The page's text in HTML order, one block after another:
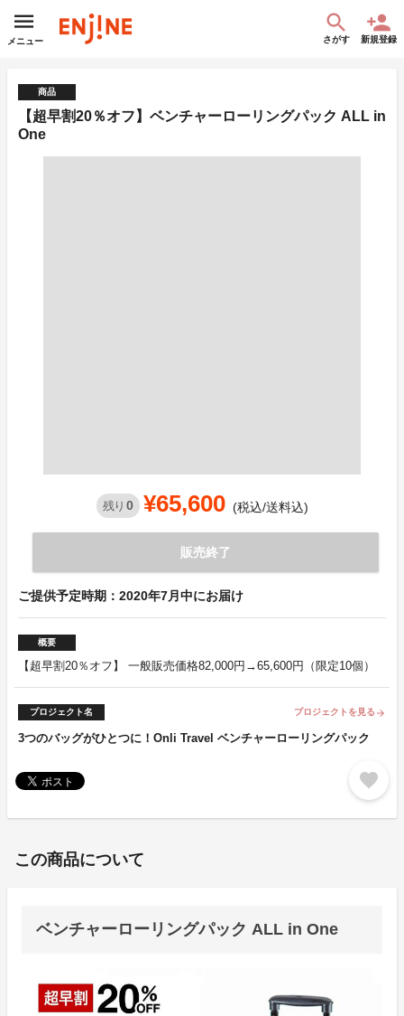
メニュー さがす 新規登録
商品
【超早割20％オフ】ベンチャーローリングパック ALL in
One
残り 0 ¥65,600 (税込/送料込)
販売終了
ご提供予定時期：2020年7月中にお届け
概要
【超早割20％オフ】 一般販売価格82,000円→65,600円（限定10個）
プロジェクト名 プロジェクトを見る arrow_forward
3つのバッグがひとつに！Onli Travel ベンチャーローリングパック
favorite
この商品について
ベンチャーローリングパック ALL in One